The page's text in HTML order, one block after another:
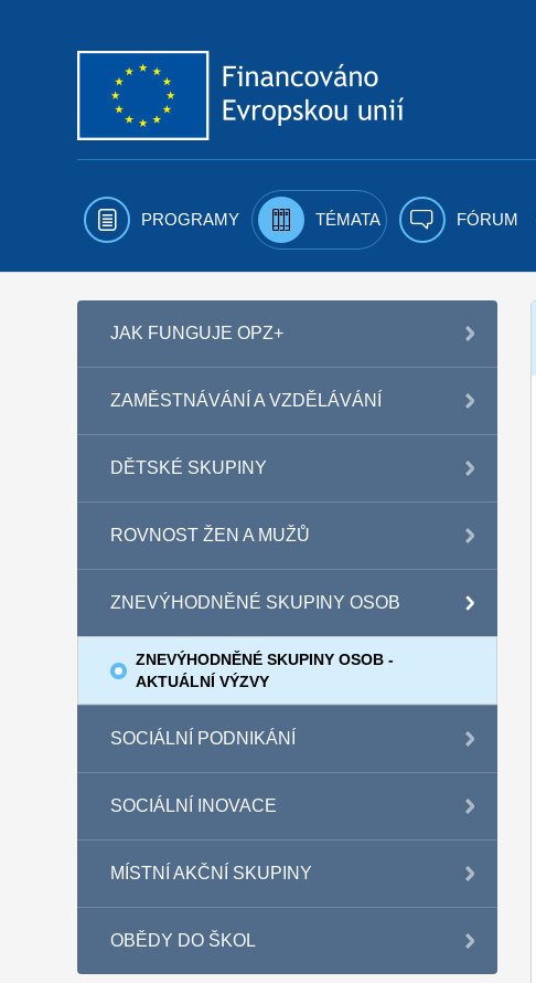
PROGRAMY TÉMATA FÓRUM
JAK FUNGUJE OPZ+
ZAMĚSTNÁVÁNÍ A VZDĚLÁVÁNÍ
DĚTSKÉ SKUPINY
ROVNOST ŽEN A MUŽŮ
ZNEVÝHODNĚNÉ SKUPINY OSOB
ZNEVÝHODNĚNÉ SKUPINY OSOB -
AKTUÁLNÍ VÝZVY
SOCIÁLNÍ PODNIKÁNÍ
SOCIÁLNÍ INOVACE
MÍSTNÍ AKČNÍ SKUPINY
OBĚDY DO ŠKOL